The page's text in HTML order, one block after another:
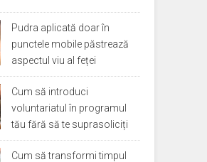
Pudra aplicată doar în
punctele mobile păstrează
aspectul viu al feței
Cum să introduci
voluntariatul în programul
tău fără să te suprasoliciți
Cum să transformi timpul